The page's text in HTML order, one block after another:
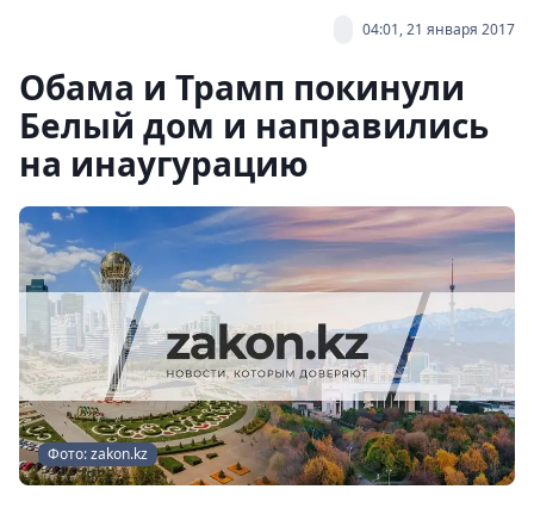
04:01, 21 января 2017
Обама и Трамп покинули
Белый дом и направились
на инаугурацию
Фото: zakon.kz